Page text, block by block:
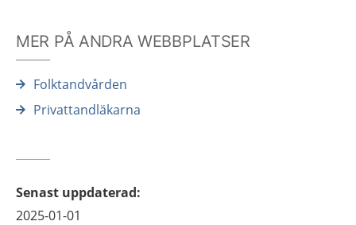
MER PÅ ANDRA WEBBPLATSER
Folktandvården
Privattandläkarna
Senast uppdaterad:
2025-01-01